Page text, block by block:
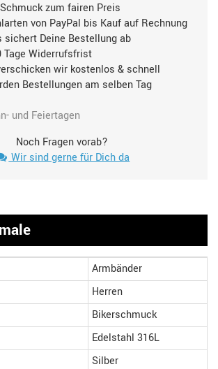
zum fairen Preis
von PayPal bis Kauf auf Rechnung
sichert Deine Bestellung ab
Tage Widerrufsfrist
wir kostenlos & schnell
Bestellungen am selben Tag
und Feiertagen
Noch Fragen vorab?
Wir sind gerne für Dich da
Armbänder
Herren
Bikerschmuck
Edelstahl 316L
Silber